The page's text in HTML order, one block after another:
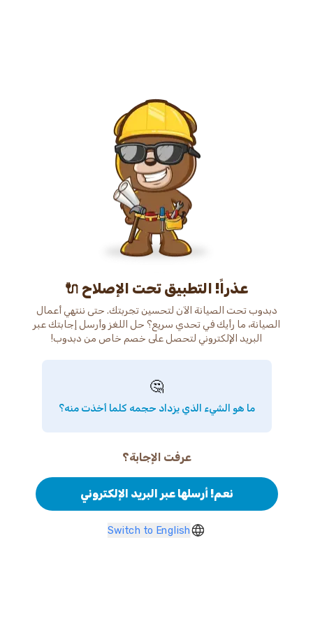
عذراً! التطبيق تحت الإصلاح 🔌
دبدوب تحت الصيانة الآن لتحسين تجربتك. حتى ننتهي أعمال
الصيانة، ما رأيك في تحدي سريع؟ حل اللغز وأرسل إجابتك عبر
البريد الإلكتروني لتحصل على خصم خاص من دبدوب!
🤔
ما هو الشيء الذي يزداد حجمه كلما أخذت منه؟
عرفت الإجابة؟
نعم! أرسلها عبر البريد الإلكتروني
Switch to English